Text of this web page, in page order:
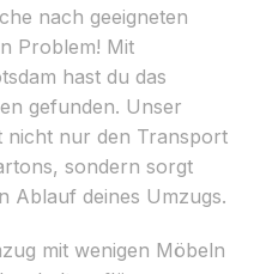
nach geeigneten
Problem! Mit
hast du das
gefunden. Unser
nicht nur den Transport
sondern sorgt
Ablauf deines Umzugs.
mit wenigen Möbeln